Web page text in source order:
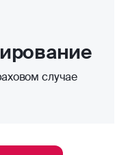
случае